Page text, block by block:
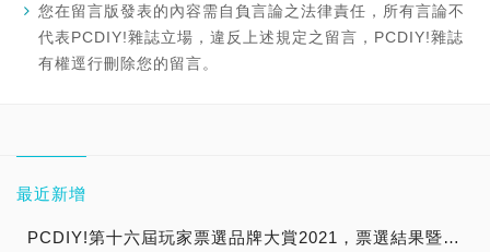
您在留言版發表的內容需自負言論之法律責任，所有言論不
代表PCDIY!雜誌立場，違反上述規定之留言，PCDIY!雜誌
有權逕行刪除您的留言。
最近新增
PCDIY!第十六屆玩家票選品牌大賞2021，票選結果暨得獎公布！